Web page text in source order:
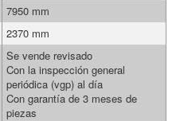
7950 mm
2370 mm
Se vende revisado
Con la inspección general
periódica (vgp) al día
Con garantía de 3 meses de
piezas